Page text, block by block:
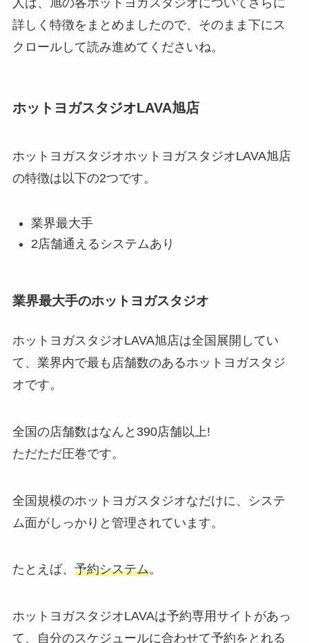
人は、旭の各ホットヨガスタジオについてさらに
詳しく特徴をまとめましたので、そのまま下にス
クロールして読み進めてくださいね。
ホットヨガスタジオLAVA旭店
ホットヨガスタジオホットヨガスタジオLAVA旭店
の特徴は以下の2つです。
業界最大手
2店舗通えるシステムあり
業界最大手のホットヨガスタジオ
ホットヨガスタジオLAVA旭店は全国展開してい
て、業界内で最も店舗数のあるホットヨガスタジ
オです。
全国の店舗数はなんと 390店舗以上!
ただただ圧巻です。
全国規模のホットヨガスタジオなだけに、システ
ム面がしっかりと管理されています。
たとえば、 予約システム。
ホットヨガスタジオLAVAは予約専用サイトがあっ
て、自分のスケジュールに合わせて予約をとれる